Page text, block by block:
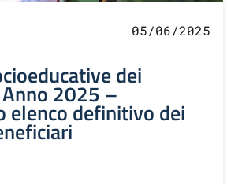
05/06/2025
dei
2025 –
elenco definitivo dei